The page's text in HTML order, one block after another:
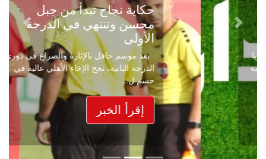
حكاية نجاح تبدأ من جبل
محسن وتنتهي في الدرجة
الأولى
بعد موسم حافل بالإثارة والصراع في دوري
الدرجة الثانية، نجح الإخاء الأهلي عاليه في
حسم ل...
إقرأ الخبر
Previous
Next